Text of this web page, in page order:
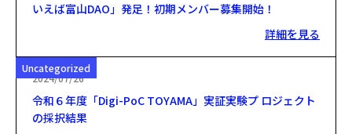
いえば富山DAO」発足！初期メンバー募集開始！
詳細を見る
Uncategorized
2024/07/26
令和６年度「Digi-PoC TOYAMA」実証実験プ ロジェクト
の採択結果